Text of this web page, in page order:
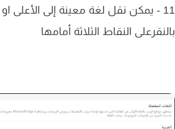
11 - يمكن نقل لغة معينة إلى الأعلى او
النقاط الثلاثة أمامها